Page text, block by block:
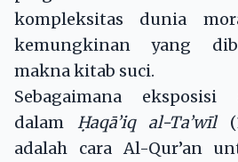
kompleksitas dunia
kemungkinan yang
makna kitab suci.
Sebagaimana
dalam Ḥaqā’iq al-Ta’wīl
adalah cara Al-Qur’an